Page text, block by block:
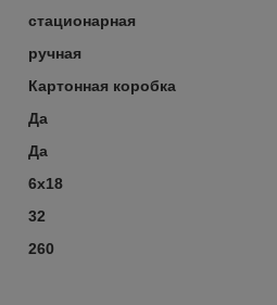
стационарная
ручная
Картонная коробка
Да
Да
6х18
32
260